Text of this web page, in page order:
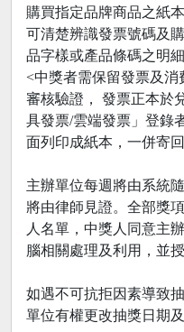
購買指定品牌商品之紙
可清楚辨識發票號碼及
品字樣或產品條碼之明細
<中獎者需保留發票及
審核驗證， 發票正本於
具發票/雲端發票」登錄
面列印成紙本，一併寄
主辦單位每週將由系統
將由律師見證。全部獎
人名單，中獎人同意主
腦相關處理及利用，並
如遇不可抗拒因素導致
單位有權更改抽獎日期及